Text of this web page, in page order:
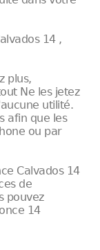
14 ,
plus,
Ne les jetez
utilité.
afin que les
ou par
Calvados 14
de
pouvez
14